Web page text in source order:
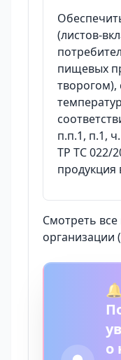
(листов-
пищевых
творогом),
п.п.1, п.1,
ТР ТС 022/
продукция
Смотреть
организации
🔔
о